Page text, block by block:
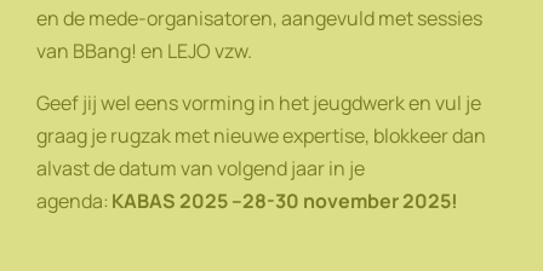
en de mede-organisatoren, aangevuld met sessies
van BBang! en LEJO vzw.
Geef jij wel eens vorming in het jeugdwerk en vul je
graag je rugzak met nieuwe expertise, blokkeer dan
alvast de datum van volgend jaar in je
agenda: KABAS 2025 –28-30 november 2025!